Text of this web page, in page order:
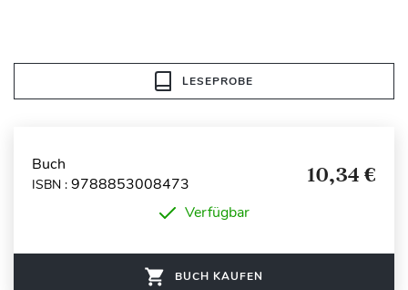
LESEPROBE
Buch
ISBN : 9788853008473 10,34 €
Verfügbar
BUCH KAUFEN